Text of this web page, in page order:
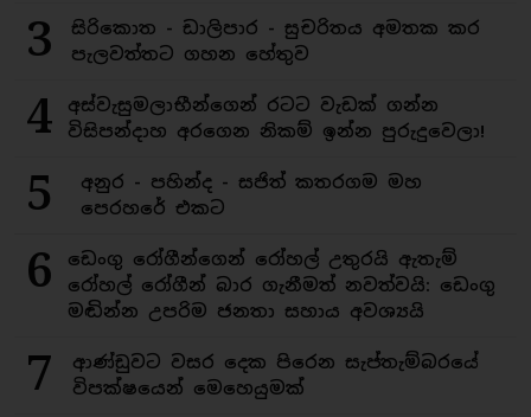
3
සිරිකොත - ඩාලිපාර - සුචරිතය අමතක කර
පැලවත්තට ගහන හේතුව
4
අස්වැසුමලාභීන්ගෙන් රටට වැඩක් ගන්න
විසිපන්දාහ අරගෙන නිකම් ඉන්න පුරුදුවෙලා!
5
අනුර - පහින්ද - සජිත් කතරගම මහ
පෙරහරේ එකට
6
ඩෙංගු රෝගීන්ගෙන් රෝහල් උතුරයි ඇතැම්
රෝහල් රෝගීන් බාර ගැනීමත් නවත්වයි: ඩෙංගු
මඬින්න උපරිම ජනතා සහාය අවශ්‍යයි
7
ආණ්ඩුවට වසර දෙක පිරෙන සැප්තැම්බරයේ
විපක්ෂයෙන් මෙහෙයුමක්